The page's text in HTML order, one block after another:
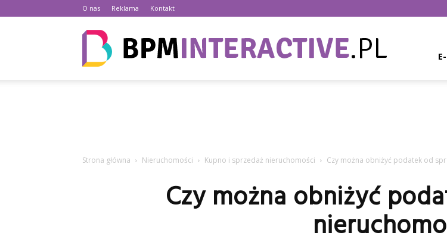
O nas Reklama Kontakt
Strona główna Nieruchomości Kupno i sprzedaż nieruchomości Czy można obniżyć podatek od
Czy można obniżyć